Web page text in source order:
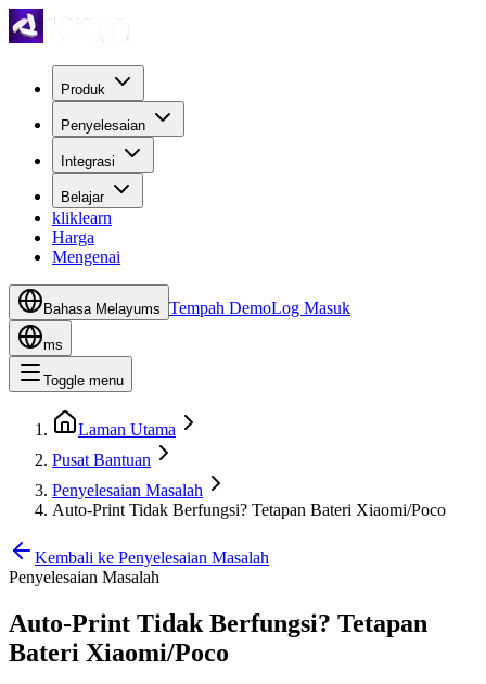
Produk
Penyelesaian
Integrasi
Belajar
kliklearn
Harga
Mengenai
Bahasa Melayums Tempah DemoLog Masuk
ms
Toggle menu
Laman Utama
Pusat Bantuan
Penyelesaian Masalah
Auto-Print Tidak Berfungsi? Tetapan Bateri Xiaomi/Poco
Kembali ke Penyelesaian Masalah
Penyelesaian Masalah
Auto-Print Tidak Berfungsi? Tetapan
Bateri Xiaomi/Poco